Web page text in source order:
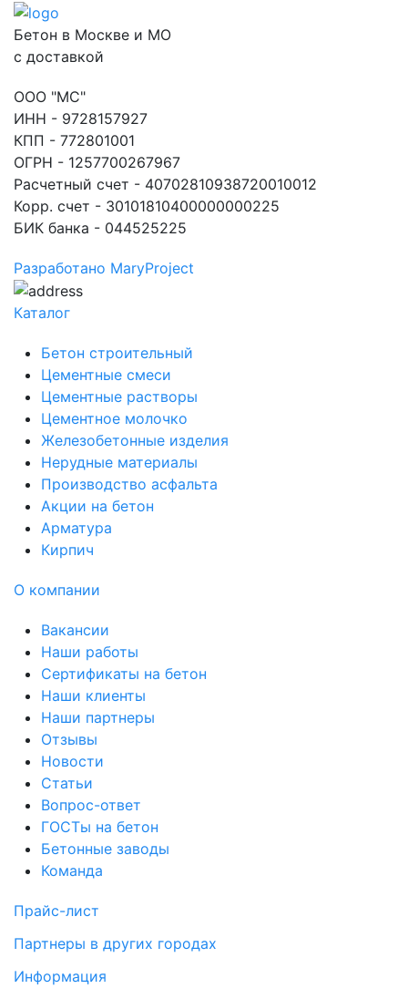
Бетон в Москве и МО
с доставкой
ООО "МС"
ИНН - 9728157927
КПП - 772801001
ОГРН - 1257700267967
Расчетный счет - 40702810938720010012
Корр. счет - 30101810400000000225
БИК банка - 044525225
Разработано MaryProject
Каталог
Бетон строительный
Цементные смеси
Цементные растворы
Цементное молочко
Железобетонные изделия
Нерудные материалы
Производство асфальта
Акции на бетон
Арматура
Кирпич
О компании
Вакансии
Наши работы
Сертификаты на бетон
Наши клиенты
Наши партнеры
Отзывы
Новости
Статьи
Вопрос-ответ
ГОСТы на бетон
Бетонные заводы
Команда
Прайс-лист
Партнеры в других городах
Информация